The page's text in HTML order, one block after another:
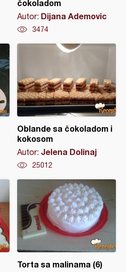
čokoladom
Autor: Dijana Ademovic
3474
Oblande sa čokoladom i
kokosom
Autor: Jelena Dolinaj
25012
Torta sa malinama (6)